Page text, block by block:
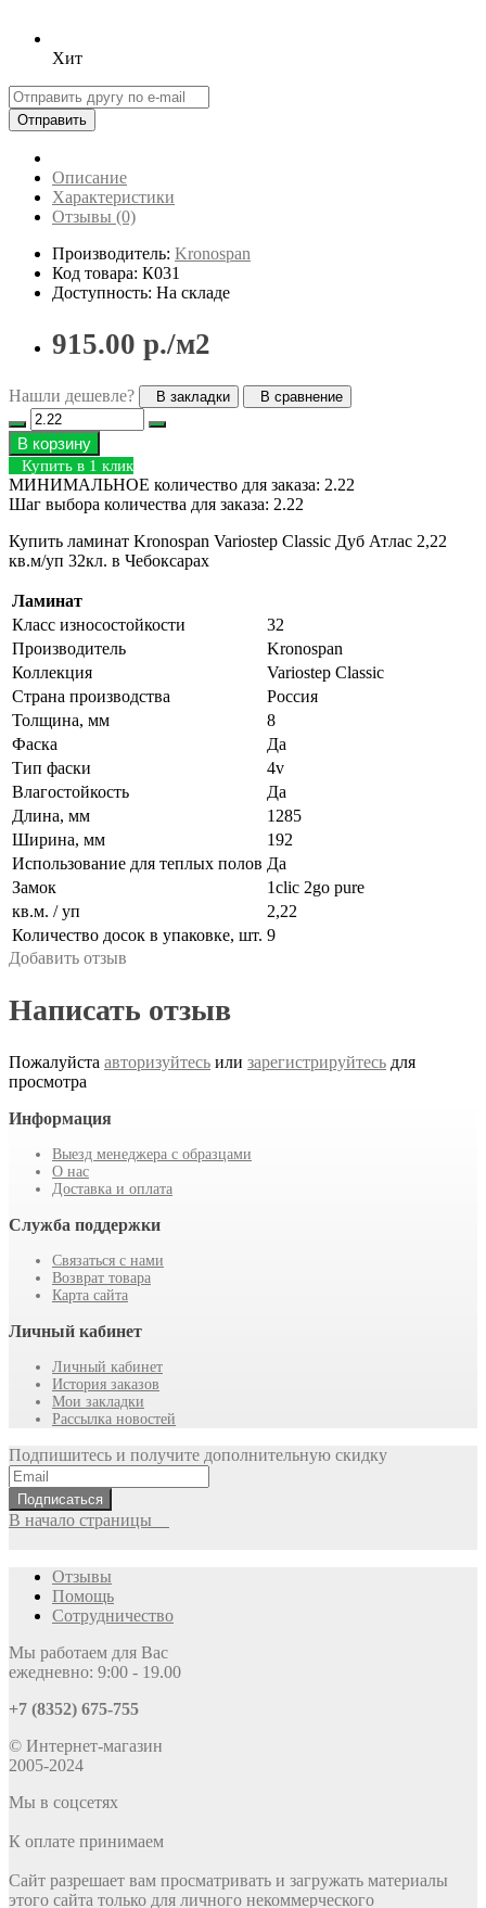
Хит
Отправить
Описание
Характеристики
Отзывы (0)
Производитель: Kronospan
Код товара: К031
Доступность: На складе
915.00 р./м2
Нашли дешевле? В закладки В сравнение
В корзину
Купить в 1 клик
МИНИМАЛЬНОЕ количество для заказа: 2.22
Шаг выбора количества для заказа: 2.22
Купить ламинат Kronospan Variostep Classic Дуб Атлас 2,22
кв.м/уп 32кл. в Чебоксарах
Ламинат
Класс износостойкости
32
Производитель
Kronospan
Коллекция
Variostep Classic
Страна производства
Россия
Толщина, мм
8
Фаска
Да
Тип фаски
4v
Влагостойкость
Да
Длина, мм
1285
Ширина, мм
192
Использование для теплых полов Да
Замок
1clic 2go pure
кв.м. / уп
2,22
Количество досок в упаковке, шт. 9
Добавить отзыв
Написать отзыв
Пожалуйста авторизуйтесь или зарегистрируйтесь для
просмотра
Информация
Выезд менеджера с образцами
О нас
Доставка и оплата
Служба поддержки
Связаться с нами
Возврат товара
Карта сайта
Личный кабинет
Личный кабинет
История заказов
Мои закладки
Рассылка новостей
Подпишитесь и получите дополнительную скидку
Подписаться
В начало страницы
Отзывы
Помощь
Сотрудничество
Мы работаем для Вас
ежедневно: 9:00 - 19.00
+7 (8352) 675-755
© Интернет-магазин
2005-2024
Мы в соцсетях
К оплате принимаем
Сайт разрешает вам просматривать и загружать материалы
этого сайта только для личного некоммерческого